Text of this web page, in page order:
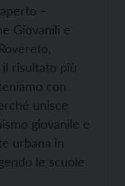
–
Giovanili e
risultato più
con
unisce
giovanile e
urbana in
le scuole